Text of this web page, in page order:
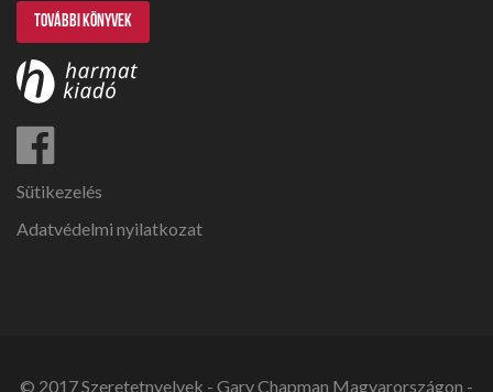
TOVÁBBI KÖNYVEK
Sütikezelés
Adatvédelmi nyilatkozat
© 2017 Szeretetnyelvek - Gary Chapman Magyarországon -